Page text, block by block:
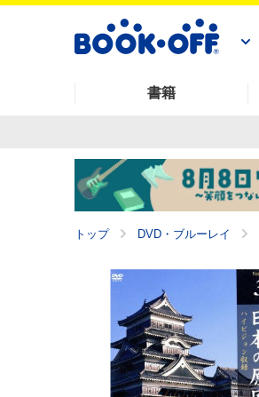
書籍
トップ DVD・ブルーレイ